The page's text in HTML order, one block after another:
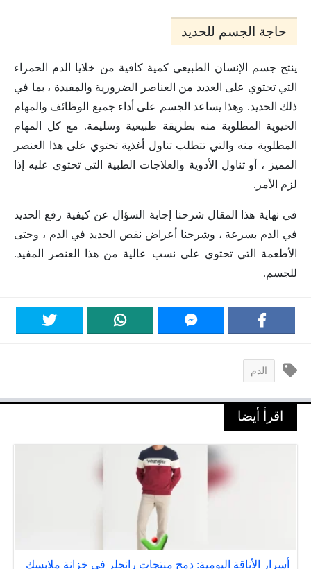
حاجة الجسم للحديد
ينتج جسم الإنسان الطبيعي كمية كافية من خلايا الدم الحمراء
التي تحتوي على العديد من العناصر الضرورية والمفيدة ، بما في
ذلك الحديد. وهذا يساعد الجسم على أداء جميع الوظائف والمهام
الحيوية المطلوبة منه بطريقة طبيعية وسليمة. مع كل المهام
المطلوبة منه والتي تتطلب تناول أغذية تحتوي على هذا العنصر
المميز ، أو تناول الأدوية والعلاجات الطبية التي تحتوي عليه إذا
لزم الأمر.
في نهاية هذا المقال شرحنا إجابة السؤال عن كيفية رفع الحديد
في الدم بسرعة ، وشرحنا أعراض نقص الحديد في الدم ، وحتى
الأطعمة التي تحتوي على نسب عالية من هذا العنصر المفيد.
للجسم.
الدم
اقرأ أيضا
أسرار الأناقة اليومية: دمج منتجات رانجلر في خزانة ملابسك